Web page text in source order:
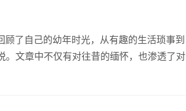
了自己的幼年时光，从有趣的生活琐事到
文章中不仅有对往昔的缅怀，也渗透了对